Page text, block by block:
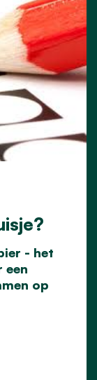
- het
een
op